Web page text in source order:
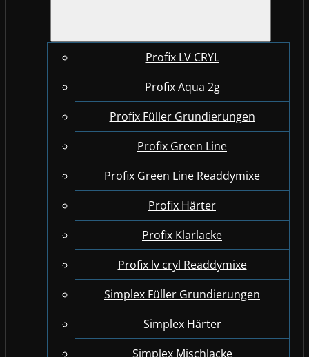
Profix LV CRYL
Profix Aqua 2g
Profix Füller Grundierungen
Profix Green Line
Profix Green Line Readdymixe
Profix Härter
Profix Klarlacke
Profix lv cryl Readdymixe
Simplex Füller Grundierungen
Simplex Härter
Simplex Mischlacke